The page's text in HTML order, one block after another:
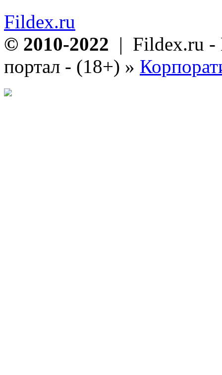
Fildex.ru
© 2010-2022 | Fildex.ru -
портал - (18+) »